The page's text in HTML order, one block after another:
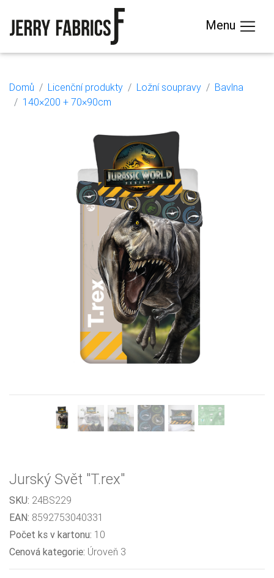
Menu
Domů Licenční produkty Ložní soupravy
Bavlna
140×200 + 70×90cm
Jurský Svět "T.rex"
SKU: 24BS229
EAN: 8592753040331
Počet ks v kartonu: 10
Cenová kategorie: Úroveň 3